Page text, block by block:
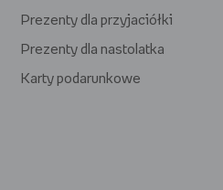
Prezenty dla przyjaciółki
Prezenty dla nastolatka
Karty podarunkowe